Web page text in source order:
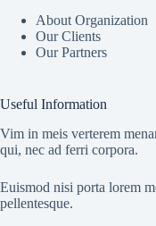
About Organization
Our Clients
Our Partners
Useful Information
Vim in meis verterem
qui, nec ad ferri corpora.
Euismod nisi porta lorem
pellentesque.